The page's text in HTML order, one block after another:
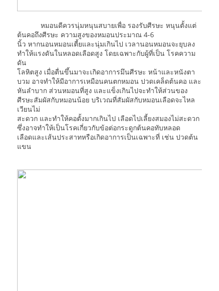
หมอนดีควรนุ่มหนุนสบายเพื่อ รองรับศีรษะ หนุนตั้งแต่
ต้นคอถึงศีรษะ ความสูงของหมอนประมาณ 4-6
นิ้ว หากนอนหมอนเตี้ยและนุ่มเกินไป เวลานอนหมอนจะยุบลง
ทำให้แรงดันในหลอดเลือดสูง โดยเฉพาะกับผู้ที่เป็น โรคความ
ดัน
โลหิตสูง เมื่อตื่นขึ้นมาจะเกิดอาการมึนศีรษะ หน้าและหนังตา
บวม อาจทำให้มีอาการเหมือนคนตกหมอน ปวดเคล็ดต้นคอ และ
หันลำบาก ส่วนหมอนที่สูง และแข็งเกินไปจะทำให้ส่วนของ
ศีรษะสัมผัสกับหมอนน้อย บริเวณที่สัมผัสกับหมอนเลือดจะไหล
เวียนไม่
สะดวก และทำให้คอตั้งมากเกินไป เลือดไปเลี้ยงสมองไม่สะดวก
ซึ่งอาจทำให้เป็นโรคเกี่ยวกับข้อต่อกระดูกต้นคอทับหลอด
เลือดและเส้นประสาทหรือเกิดอาการเป็นเฉพาะที่ เช่น ปวดต้น
แขน